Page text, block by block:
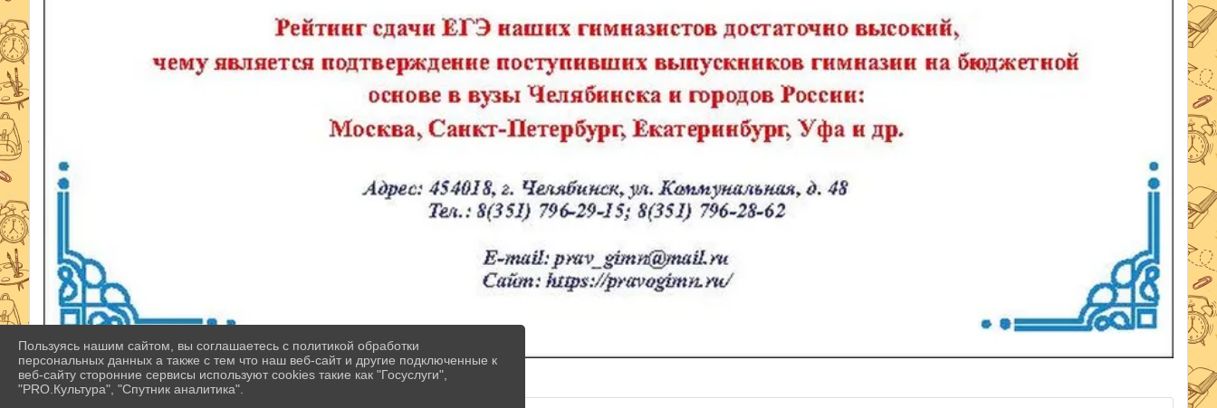
ФАЙЛЫ
Пользуясь нашим сайтом, вы соглашаетесь с политикой обработки
персональных данных а также с тем что наш веб-сайт и другие подключенные к
веб-сайту сторонние сервисы используют cookies такие как "Госуслуги",
"PRO.Культура", "Спутник аналитика".